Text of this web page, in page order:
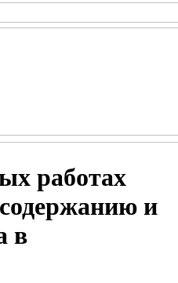
работах
и
в